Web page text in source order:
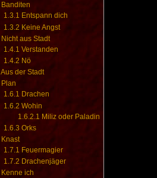
Banditen
1.3.1 Entspann dich
1.3.2 Keine Angst
Nicht aus Stadt
1.4.1 Verstanden
1.4.2 Nö
Aus der Stadt
Plan
1.6.1 Drachen
1.6.2 Wohin
1.6.2.1 Miliz oder Paladin
1.6.3 Orks
Knast
1.7.1 Feuermagier
1.7.2 Drachenjäger
Kenne ich